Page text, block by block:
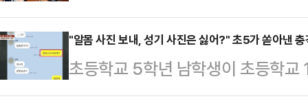
혀 검토한 바 없다"고…
색했으나, 당장 수술할 의사가 없
㎞ 떨어진 경기도 수원의 한 종합
받았다.그러나 당시 산모 A씨의 출
은 응급 분만…
상 수준의 괴담 선동정치'로 규정하
력이 큰 '친일 공세'에 미온적으로
재보선에까지 영향을 미칠 수 있다
위의장은 27일 국회에서 열린 원내
"알몸 사진 보내, 성기 사진은 싫어?" 초5가 쏟아낸
초등학교 5학년 남학생이 초등학
지를 보낸 사실이 드러나 충격을